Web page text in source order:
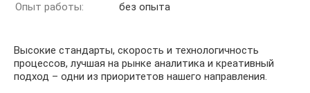
Опыт работы:
без опыта
Высокие стандарты, скорость и технологичность
процессов, лучшая на рынке аналитика и креативный
подход – одни из приоритетов нашего направления.